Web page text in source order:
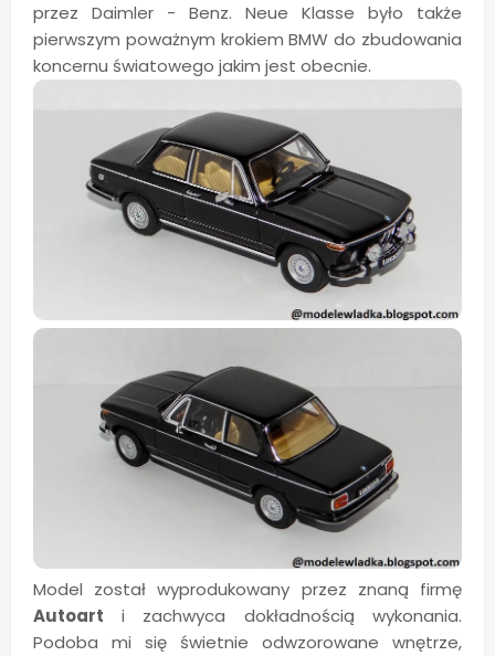
przez Daimler - Benz. Neue Klasse było także
pierwszym poważnym krokiem BMW do zbudowania
koncernu światowego jakim jest obecnie.
Model został wyprodukowany przez znaną firmę
Autoart i zachwyca dokładnością wykonania.
Podoba mi się świetnie odwzorowane wnętrze,